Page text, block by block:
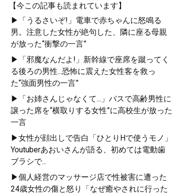
【今この記事も読まれています】
▶「うるさいぞ!」電車で赤ちゃんに怒鳴る
男。注意した女性が絶句した、隣に座る母親
が放った“衝撃の一言”
▶「邪魔なんだよ!」新幹線で座席を蹴ってく
る後ろの男性...恐怖に震えた女性客を救っ
た“強面男性の一言”
▶「お姉さんじゃなくて...」バスで高齢男性に
譲った席を“横取りする女性”に高校生が放った
一言
▶女性が顔出しで告白「ひとりHで使うモノ」
Youtuberあおいさんが語る、初めては電動歯
ブラシで...
▶個人経営のマッサージ店で性被害に遭った
24歳女性の傷と怒り「なぜ癒やされに行った